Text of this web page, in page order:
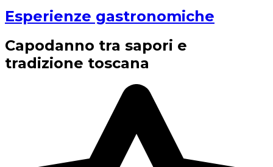
Esperienze gastronomiche
Capodanno tra sapori e
tradizione toscana